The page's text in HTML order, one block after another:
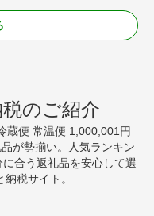
のご紹介
蔵便 常温便 1,000,001円
が勢揃い。人気ランキン
合う返礼品を安心して選
税サイト。